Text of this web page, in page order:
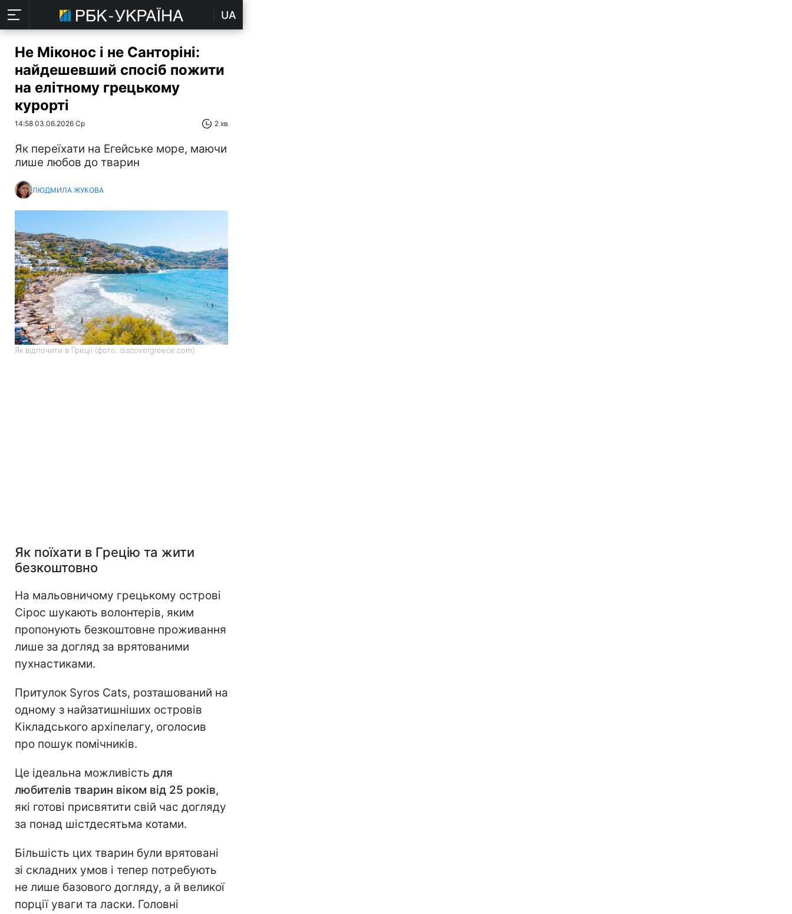
UA
Не Міконос і не Санторіні:
найдешевший спосіб пожити
на елітному грецькому
курорті
14:58 03.06.2026 Ср 2 хв
Як переїхати на Егейське море, маючи
лише любов до тварин
ЛЮДМИЛА ЖУКОВА
Як відпочити в Греції (фото: discovergreece.com)
Як поїхати в Грецію та жити
безкоштовно
На мальовничому грецькому острові
Сірос шукають волонтерів, яким
пропонують безкоштовне проживання
лише за догляд за врятованими
пухнастиками.
Притулок Syros Cats, розташований на
одному з найзатишніших островів
Кікладського архіпелагу, оголосив
про пошук помічників.
Це ідеальна можливість для
любителів тварин віком від 25 років,
які готові присвятити свій час догляду
за понад шістдесятьма котами.
Більшість цих тварин були врятовані
зі складних умов і тепер потребують
не лише базового догляду, а й великої
порції уваги та ласки. Головні